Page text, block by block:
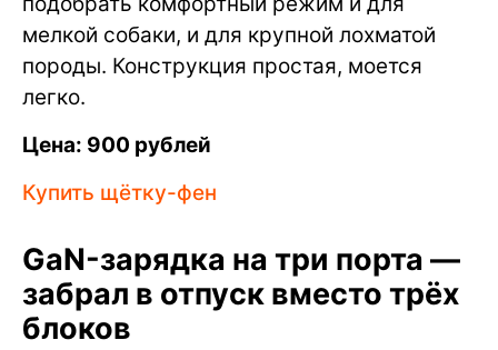
мелкой собаки, и для крупной лохматой
породы. Конструкция простая, моется
легко.
Цена: 900 рублей
Купить щётку-фен
GaN-зарядка на три порта —
забрал в отпуск вместо трёх
блоков